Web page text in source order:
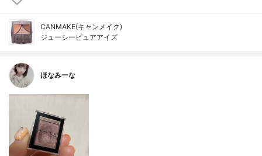
CANMAKE(キャンメイク)
ジューシーピュアアイズ
ほなみーな